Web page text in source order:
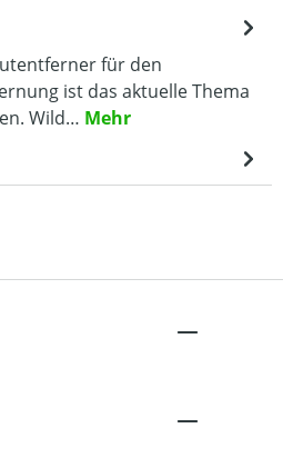
für den
ist das aktuelle Thema
Wild… Mehr